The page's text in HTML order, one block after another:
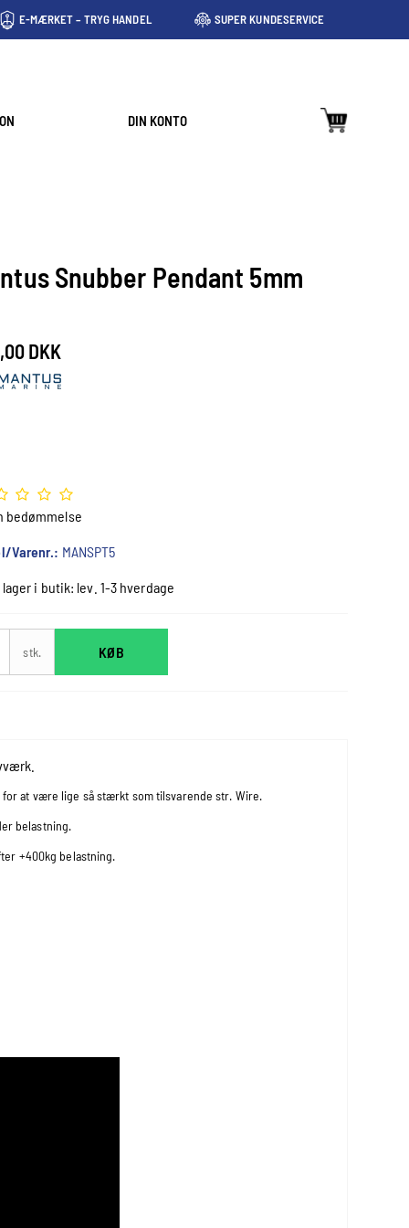
E-MÆRKET – TRYG HANDEL SUPER KUNDESERVICE
DIN KONTO
Snubber Pendant 5mm
DKK
bedømmelse
Varenr.: MANSPT5
lager i butik: lev. 1-3 hverdage
stk. KØB
for at være lige så stærkt som tilsvarende str. Wire.
belastning.
+400kg belastning.